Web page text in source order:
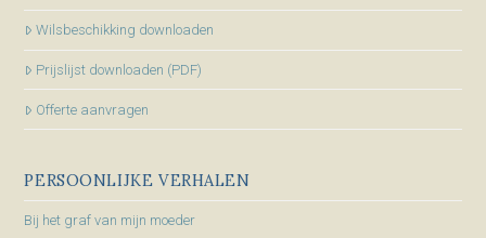
Wilsbeschikking downloaden
Prijslijst downloaden (PDF)
Offerte aanvragen
PERSOONLIJKE VERHALEN
Bij het graf van mijn moeder